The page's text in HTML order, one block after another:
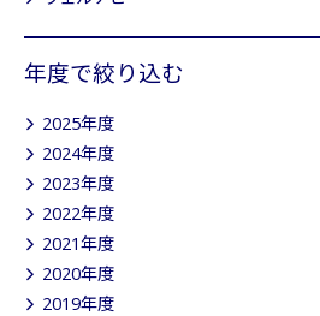
年度で絞り込む
2025年度
2024年度
2023年度
2022年度
2021年度
2020年度
2019年度